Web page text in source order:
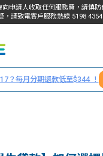
申請人收取任何服務費，請慎
，請致電客戶服務熱線 5198 4354
我們
服務
？每月分期還款低至$344 ！